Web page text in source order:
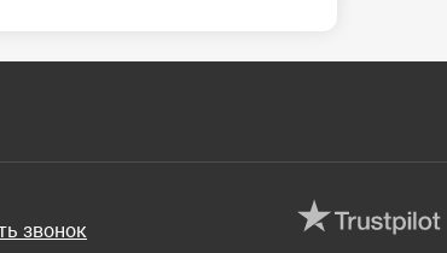
звонок